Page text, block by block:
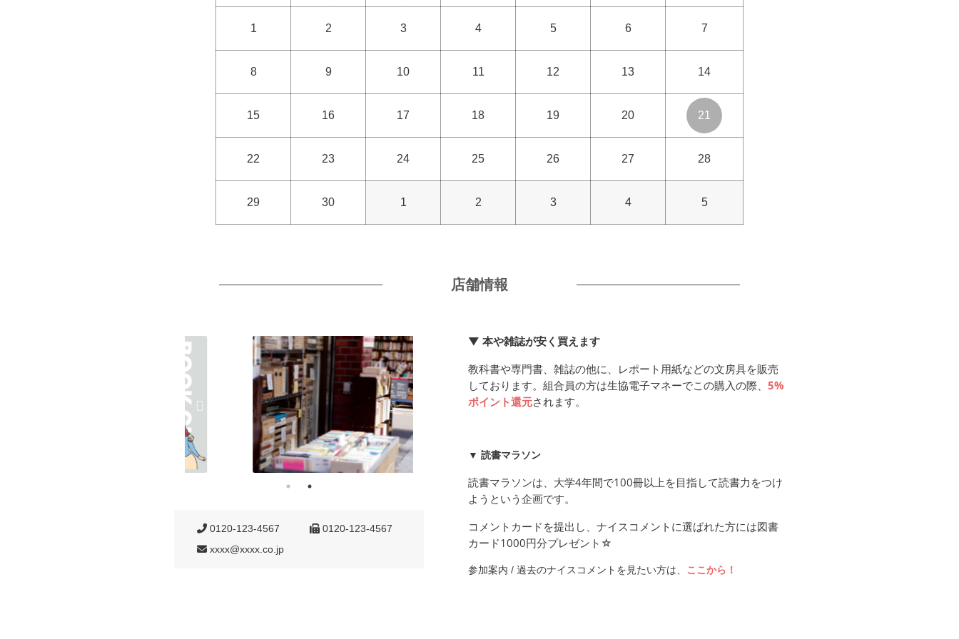
1 2 3 4 5 6 7
8 9 10 11 12 13 14
15 16 17 18 19 20 21
22 23 24 25 26 27 28
29 30 1 2 3 4 5
店舗情報
0120-123-4567
0120-123-4567
xxxx@xxxx.co.jp
▼ 本や雑誌が安く買えます
教科書や専門書、雑誌の他に、レポート用紙などの文房具を販売
しております。組合員の方は生協電子マネーでこの購入の際、 5%
ポイント還元されます。
▼ 読書マラソン
読書マラソンは、大学4年間で100冊以上を目指して読書力をつけ
ようという企画です。
コメントカードを提出し、ナイスコメントに選ばれた方には図書
カード1000円分プレゼント☆
参加案内 / 過去のナイスコメントを見たい方は、 ここから！